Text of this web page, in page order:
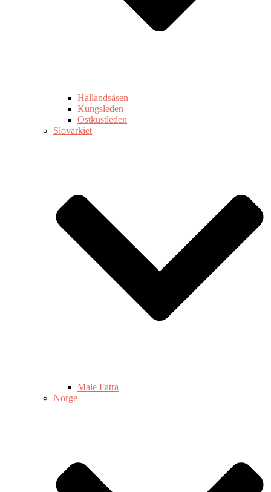
Hallandsåsen
Kungsleden
Ostkustleden
Slovarkiet
Male Fatra
Norge